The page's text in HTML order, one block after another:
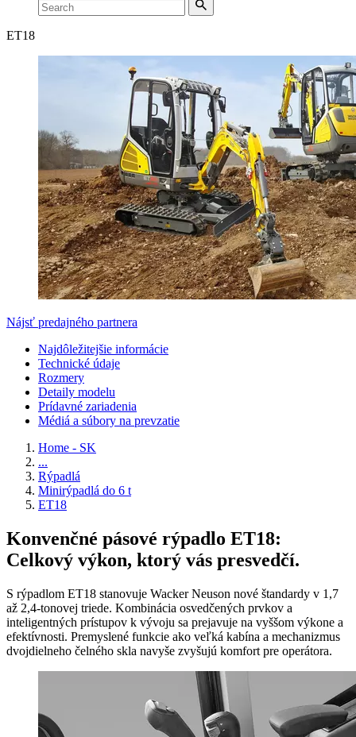
ET18
Nájsť predajného partnera
Najdôležitejšie informácie
Technické údaje
Rozmery
Detaily modelu
Prídavné zariadenia
Médiá a súbory na prevzatie
Home - SK
...
Rýpadlá
Minirýpadlá do 6 t
ET18
Konvenčné pásové rýpadlo ET18:
Celkový výkon, ktorý vás presvedčí.
S rýpadlom ET18 stanovuje Wacker Neuson nové štandardy v 1,7
až 2,4-tonovej triede. Kombinácia osvedčených prvkov a
inteligentných prístupov k vývoju sa prejavuje na vyššom výkone a
efektívnosti. Premyslené funkcie ako veľká kabína a mechanizmus
dvojdielneho čelného skla navyše zvyšujú komfort pre operátora.